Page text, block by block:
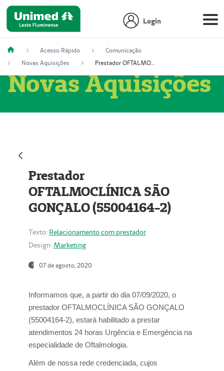
Login
Acesso Rápido
Comunicação
Novas Aquisições
Prestador OFTALMOCLÍNICA SÃO GONÇALO (55004164-2)
Novas Aquisições
Prestador
OFTALMOCLÍNICA SÃO
GONÇALO (55004164-2)
Texto: Relacionamento com prestador
Design: Marketing
07 de agosto, 2020
Informamos que, a partir do dia 07/09/2020, o
prestador OFTALMOCLÍNICA SÃO GONÇALO
(55004164-2), estará habilitado a prestar
atendimentos 24 horas Urgência e Emergência na
especialidade de Oftalmologia.
Além de nossa rede credenciada, cujos